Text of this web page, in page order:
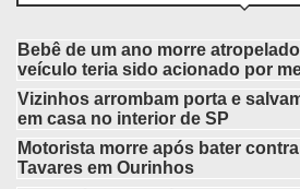
Bebê de um ano morre
veículo teria sido acionado por
Vizinhos arrombam porta e
em casa no interior de SP
Motorista morre após bater
Tavares em Ourinhos